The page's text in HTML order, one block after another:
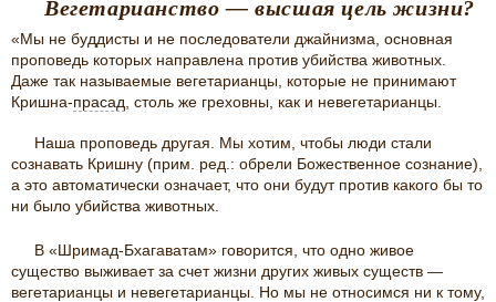
Вегетарианство — высшая цель жизни?
«Мы не буддисты и не последователи джайнизма, основная
проповедь которых направлена против убийства животных.
Даже так называемые вегетарианцы, которые не принимают
Кришна-прасад , столь же греховны, как и невегетарианцы.
Наша проповедь другая. Мы хотим, чтобы люди стали
сознавать Кришну (прим. ред.: обрели Божественное сознание),
а это автоматически означает, что они будут против какого бы то
ни было убийства животных.
В «Шримад-Бхагаватам» говорится, что одно живое
существо выживает за счет жизни других живых существ —
вегетарианцы и невегетарианцы. Но мы не относимся ни к тому,